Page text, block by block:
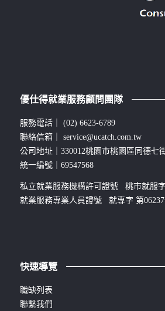
優仕得就業服務顧問團隊
服務電話｜ (02) 6623-6789
聯絡信箱｜ service@ucatch.com.tw
公司地址｜330012桃園市桃園區同德七
統一編號｜69547568
私立就業服務機構許可證號 桃市就服
就業服務專業人員證號 就專字 第
快速導覽
職缺列表
聯繫我們